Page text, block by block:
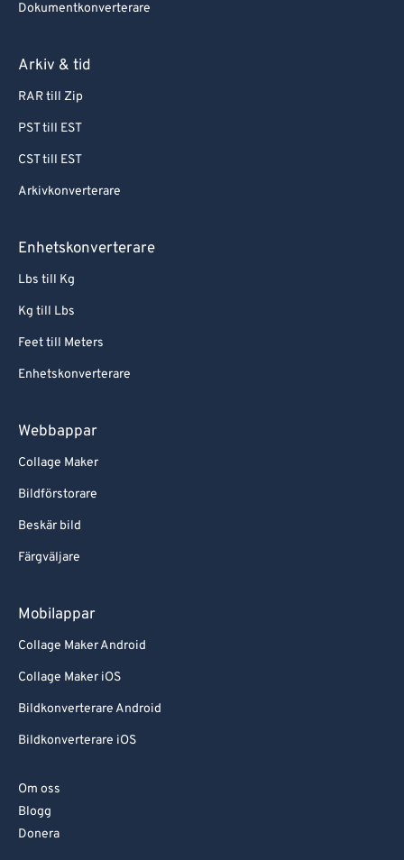
Dokumentkonverterare
Arkiv & tid
RAR till Zip
PST till EST
CST till EST
Arkivkonverterare
Enhetskonverterare
Lbs till Kg
Kg till Lbs
Feet till Meters
Enhetskonverterare
Webbappar
Collage Maker
Bildförstorare
Beskär bild
Färgväljare
Mobilappar
Collage Maker Android
Collage Maker iOS
Bildkonverterare Android
Bildkonverterare iOS
Om oss
Blogg
Donera